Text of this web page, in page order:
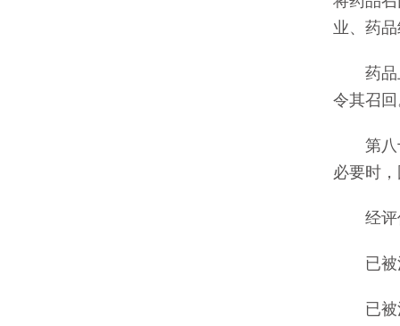
业、药
药品上
令其召
第八十
必要时
经评价
已被注
已被注